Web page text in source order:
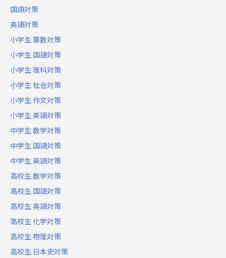
国語対策
英語対策
小学生 算数対策
小学生 国語対策
小学生 理科対策
小学生 社会対策
小学生 作文対策
小学生 英語対策
中学生 数学対策
中学生 国語対策
中学生 英語対策
高校生 数学対策
高校生 国語対策
高校生 英語対策
高校生 化学対策
高校生 物理対策
高校生 日本史対策